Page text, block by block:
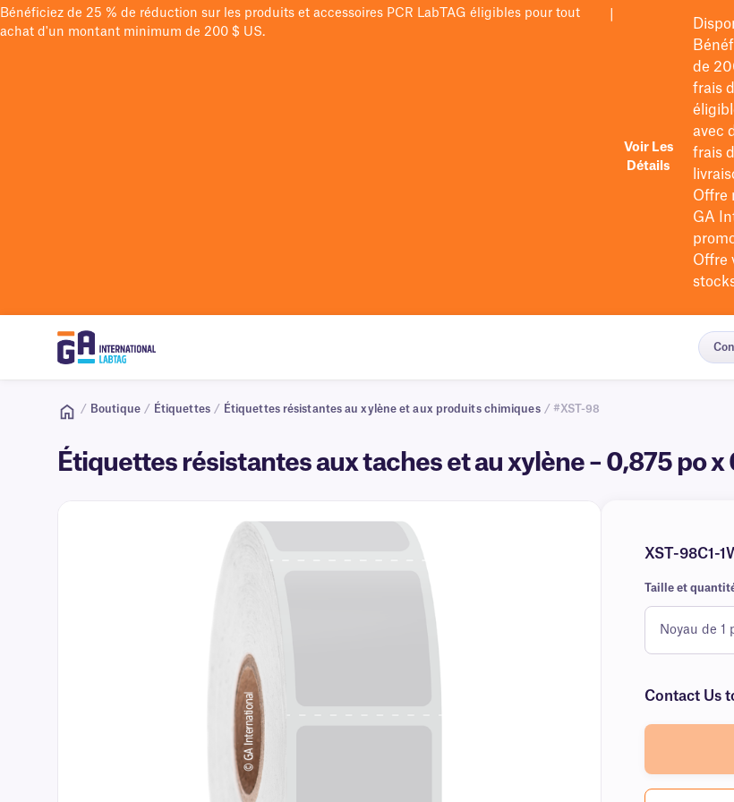
Bénéficiez de 25 % de réduction sur les produits et accessoires PCR LabTAG éligibles pour tout
achat d'un montant minimum de 200 $ US.
Voir Les
Détails
de
frais
avec
frais
Offre
GA
Offre
/ Boutique / Étiquettes / Étiquettes résistantes au xylène et aux produits chimiques / #XST-98
Étiquettes résistantes aux taches et au xylène – 0,875 po
XST-98C1-
Taille et
Contact Us